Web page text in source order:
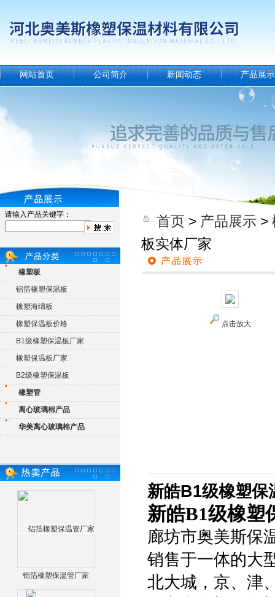
网站首页 公司简介 新闻动态 产品展示
请输入产品关键字：
橡塑板
铝箔橡塑保温板
橡塑海绵板
橡塑保温板价格
B1级橡塑保温板厂家
橡塑保温板厂家
B2级橡塑保温板
橡塑管
离心玻璃棉产品
华美离心玻璃棉产品
铝箔橡塑保温管厂家
首页 > 产品展示 >
板实体厂家
点击放大
新皓B1级橡塑保
新皓B1级橡塑
廊坊市奥美斯保
销售于一体的大
北大城，京、津